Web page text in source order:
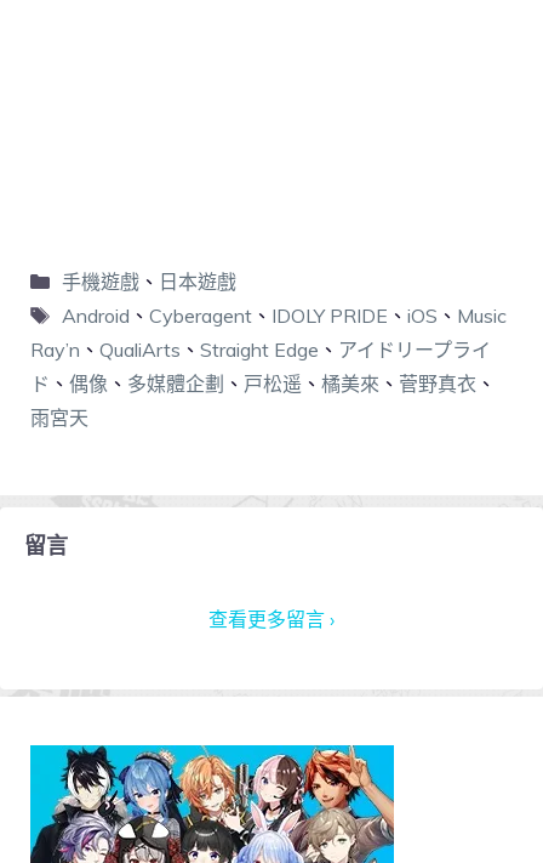
手機遊戲、 日本遊戲
Android 、 Cyberagent、 IDOLY PRIDE 、 iOS 、 Music
Ray’n 、 QualiArts 、 Straight Edge 、 アイドリープライ
ド 、 偶像 、 多媒體企劃 、 戸松遥 、 橘美來 、 菅野真衣 、
雨宮天
留言
查看更多留言 ›